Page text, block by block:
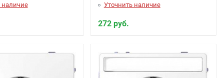
наличие
Уточнить наличие
272 руб.